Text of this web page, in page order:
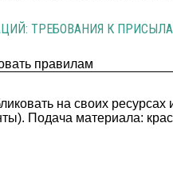
ТРЕБОВАНИЯ К
правилам
на своих
Подача материала: